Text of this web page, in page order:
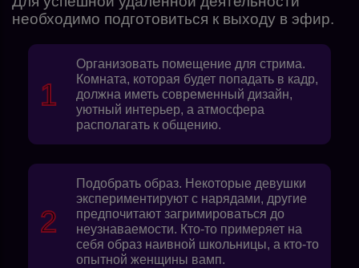
необходимо подготовиться к выходу в эфир.
Организовать помещение для стрима.
Комната, которая будет попадать в кадр,
должна иметь современный дизайн,
уютный интерьер, а атмосфера
располагать к общению.
Подобрать образ. Некоторые девушки
экспериментируют с нарядами, другие
предпочитают загримироваться до
неузнаваемости. Кто-то примеряет на
себя образ наивной школьницы, а кто-то
опытной женщины вамп.